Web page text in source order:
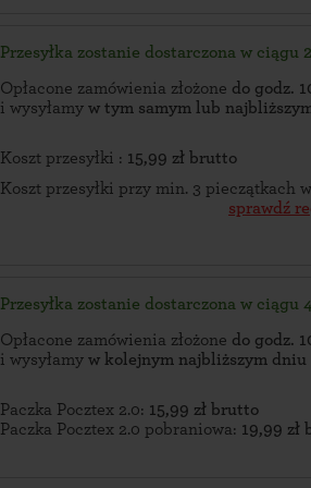
Przesyłka zostanie dostarczona w ciągu
Opłacone zamówienia złożone do godz.
i wysyłamy w tym samym lub
Koszt przesyłki : 15,99 zł brutto
Koszt przesyłki przy min. 3 pieczątkach
sprawdź
Przesyłka zostanie dostarczona w ciągu
Opłacone zamówienia złożone do godz.
i wysyłamy w kolejnym najbliższym dniu
Paczka Pocztex 2.0: 15,99 zł brutto
Paczka Pocztex 2.0 pobraniowa: 19,99 zł